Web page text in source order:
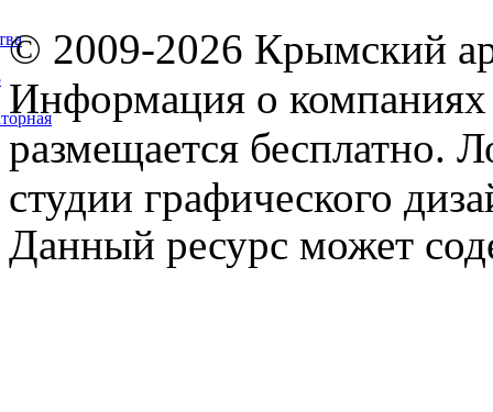
© 2009-2026 Крымский
Информация о компаниях
размещается бесплатно.
студии графического
Данный ресурс может